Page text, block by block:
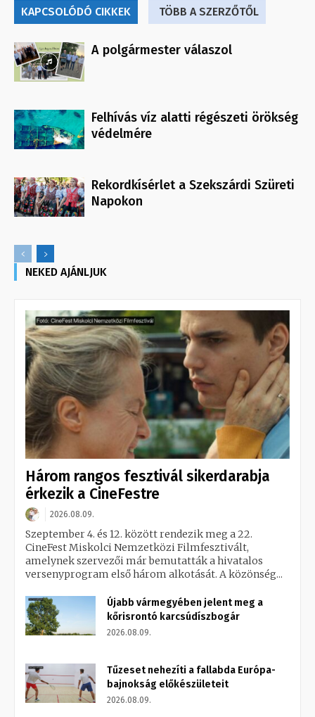
KAPCSOLÓDÓ CIKKEK TÖBB A SZERZŐTŐL
A polgármester válaszol
Felhívás víz alatti régészeti örökség
védelmére
Rekordkísérlet a Szekszárdi Szüreti
Napokon
NEKED AJÁNLJUK
Három rangos fesztivál sikerdarabja
érkezik a CineFestre
2026.08.09.
Szeptember 4. és 12. között rendezik meg a 22.
CineFest Miskolci Nemzetközi Filmfesztivált,
amelynek szervezői már bemutatták a hivatalos
versenyprogram első három alkotását. A közönség...
Újabb vármegyében jelent meg a
kőrisrontó karcsúdíszbogár
2026.08.09.
Tűzeset nehezíti a fallabda Európa-
bajnokság előkészületeit
2026.08.09.